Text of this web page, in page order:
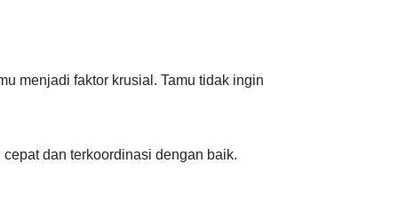
menjadi faktor krusial. Tamu tidak ingin
dan terkoordinasi dengan baik.